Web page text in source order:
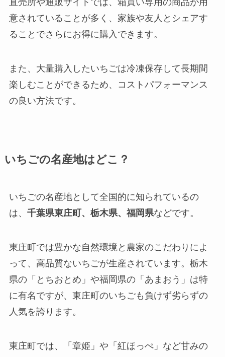
直売所や通販サイトでは、箱買い専用の商品が用
意されていることが多く、家族や友人とシェアす
ることでさらにお得に購入できます。
また、大量購入したいちごは冷凍保存して長期間
楽しむことができるため、コストパフォーマンス
の良い方法です。
いちごの名産地はどこ？
いちごの名産地として全国的に知られているの
は、 千葉県東庄町、栃木県、福岡県などです。
東庄町では豊かな自然環境と農家のこだわりによ
って、高品質ないちごが生産されています。栃木
県の「とちおとめ」や福岡県の「あまおう」は特
に有名ですが、東庄町のいちごも負けず劣らずの
人気を誇ります。
東庄町では、「章姫」や「紅ほっぺ」など甘みの